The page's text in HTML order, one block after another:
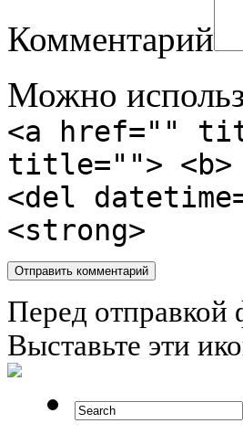
Комментарий
Можно
<a href=""
title=""> <b>
<del
<strong>
Перед
Выставьте эти